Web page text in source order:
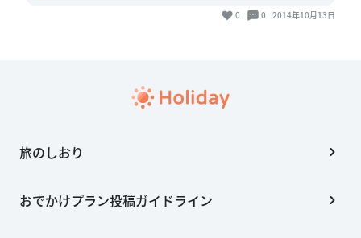
0 0 2014年10月13日
旅のしおり
おでかけプラン投稿ガイドライン